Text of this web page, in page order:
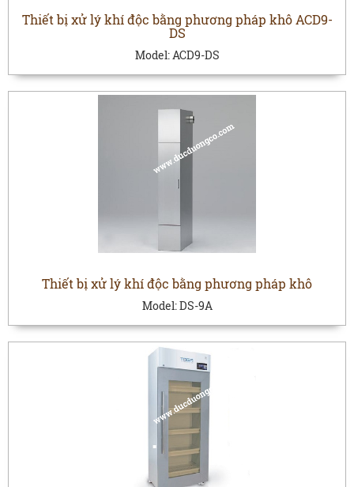
Thiết bị xử lý khí độc bằng phương pháp khô ACD9-
DS
Model:ACD9-DS
Thiết bị xử lý khí độc bằng phương pháp khô
Model:DS-9A